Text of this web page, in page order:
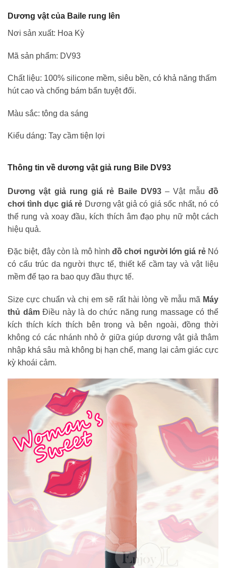
Dương vật của Baile rung lên
Nơi sản xuất: Hoa Kỳ
Mã sản phẩm: DV93
Chất liệu: 100% silicone mềm, siêu bền, có khả năng thấm
hút cao và chống bám bẩn tuyệt đối.
Màu sắc: tông da sáng
Kiểu dáng: Tay cầm tiện lợi
Thông tin về dương vật giả rung Bile DV93
Dương vật giả rung giá rẻ Baile DV93– Vật mẫuđồ
chơi tình dục giá rẻ Dương vật giả có giá sốc nhất, nó có
thể rung và xoay đầu, kích thích âm đạo phụ nữ một cách
hiệu quả.
Đặc biệt, đây còn là mô hìnhđồ chơi người lớn giá rẻNó
có cấu trúc da người thực tế, thiết kế cầm tay và vật liệu
mềm để tạo ra bao quy đầu thực tế.
Size cực chuẩn và chị em sẽ rất hài lòng về mẫu mã Máy
thủ dâmĐiều này là do chức năng rung massage có thể
kích thích kích thích bên trong và bên ngoài, đồng thời
không có các nhánh nhỏ ở giữa giúp dương vật giả thâm
nhập khá sâu mà không bị hạn chế, mang lại cảm giác cực
kỳ khoái cảm.